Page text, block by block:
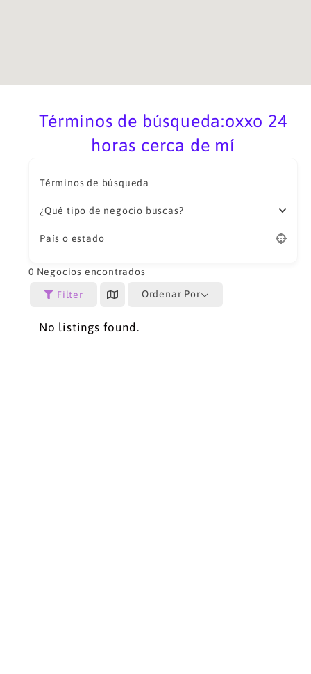
Términos de búsqueda:oxxo 24
horas cerca de mí
Términos de búsqueda
¿Qué tipo de negocio buscas?
País o estado
0 Negocios encontrados
Filter Ordenar Por
No listings found.